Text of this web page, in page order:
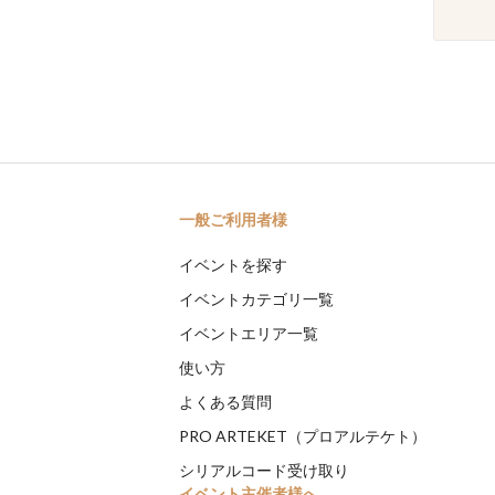
一般ご利用者様
イベントを探す
イベントカテゴリ一覧
イベントエリア一覧
使い方
よくある質問
PRO ARTEKET（プロアルテケト）
シリアルコード受け取り